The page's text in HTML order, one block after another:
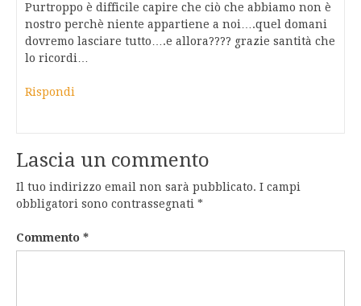
Purtroppo è difficile capire che ciò che abbiamo non è
nostro perchè niente appartiene a noi….quel domani
dovremo lasciare tutto….e allora???? grazie santità che
lo ricordi…
Rispondi
Lascia un commento
Il tuo indirizzo email non sarà pubblicato. I campi
obbligatori sono contrassegnati *
Commento *